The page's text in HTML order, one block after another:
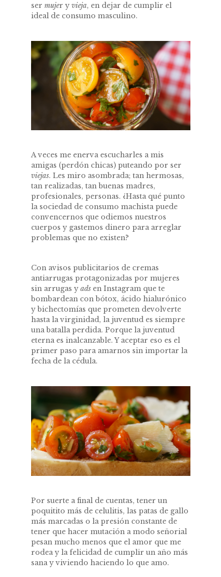
ser mujer y vieja, en dejar de cumplir el
ideal de consumo masculino.
A veces me enerva escucharles a mis
amigas (perdón chicas) puteando por ser
viejas. Les miro asombrada; tan hermosas,
tan realizadas, tan buenas madres,
profesionales, personas. ¿Hasta qué punto
la sociedad de consumo machista puede
convencernos que odiemos nuestros
cuerpos y gastemos dinero para arreglar
problemas que no existen?
Con avisos publicitarios de cremas
antiarrugas protagonizadas por mujeres
sin arrugas y ads en Instagram que te
bombardean con bótox, ácido hialurónico
y bichectomías que prometen devolverte
hasta la virginidad, la juventud es siempre
una batalla perdida. Porque la juventud
eterna es inalcanzable. Y aceptar eso es el
primer paso para amarnos sin importar la
fecha de la cédula.
Por suerte a final de cuentas, tener un
poquitito más de celulitis, las patas de gallo
más marcadas o la presión constante de
tener que hacer mutación a modo señorial
pesan mucho menos que el amor que me
rodea y la felicidad de cumplir un año más
sana y viviendo haciendo lo que amo.